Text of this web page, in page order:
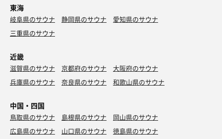
東海
岐阜県のサウナ 静岡県のサウナ
愛知県のサウナ
三重県のサウナ
近畿
滋賀県のサウナ 京都府のサウナ
大阪府のサウナ
兵庫県のサウナ
奈良県のサウナ 和歌山県のサウナ
中国・四国
鳥取県のサウナ 島根県のサウナ
岡山県のサウナ
広島県のサウナ
山口県のサウナ
徳島県のサウナ